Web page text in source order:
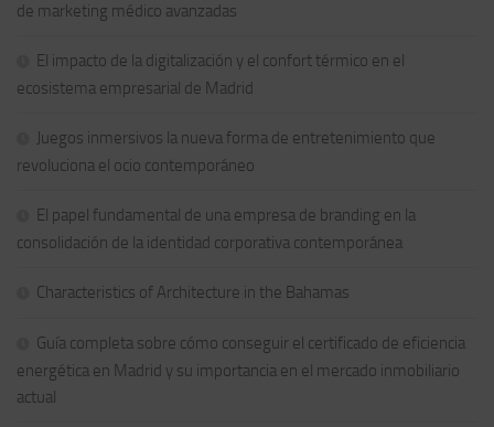
de marketing médico avanzadas
El impacto de la digitalización y el confort térmico en el
ecosistema empresarial de Madrid
Juegos inmersivos la nueva forma de entretenimiento que
revoluciona el ocio contemporáneo
El papel fundamental de una empresa de branding en la
consolidación de la identidad corporativa contemporánea
Characteristics of Architecture in the Bahamas
Guía completa sobre cómo conseguir el certificado de eficiencia
energética en Madrid y su importancia en el mercado inmobiliario
actual